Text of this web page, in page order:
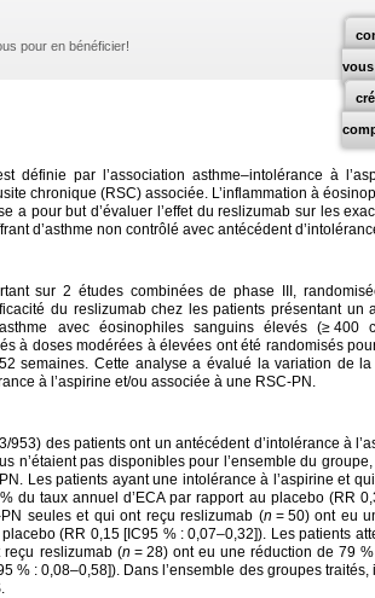
vous
pour en bénéficier!
définie par l’association asthme–intolérance à
chronique (RSC) associée. L’inflammation à
a pour but d’évaluer l’effet du reslizumab sur les
d’asthme non contrôlé avec antécédent
sur 2 études combinées de phase III,
du reslizumab chez les patients présentant un
avec éosinophiles sanguins élevés (≥ 400
à doses modérées à élevées ont été randomisés
semaines. Cette analyse a évalué la variation de
à l’aspirine et/ou associée à une RSC-PN.
953) des patients ont un antécédent d’intolérance à
n’étaient pas disponibles pour l’ensemble du
Les patients ayant une intolérance à l’aspirine et
du taux annuel d’ECA par rapport au placebo (RR
seules et qui ont reçu reslizumab (n = 50) ont eu
(RR 0,15 [IC95 % : 0,07–0,32]). Les patients
reçu reslizumab (n = 28) ont eu une réduction de 79
% : 0,08–0,58]). Dans l’ensemble des groupes